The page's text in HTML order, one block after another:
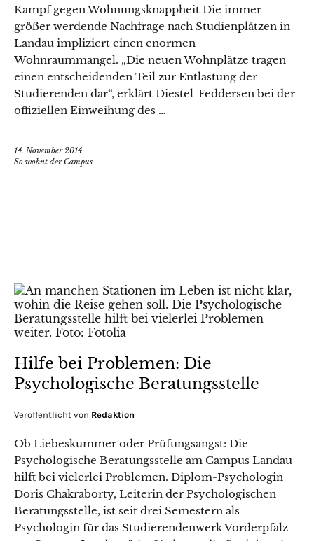
Kampf gegen Wohnungsknappheit Die immer
größer werdende Nachfrage nach Studienplätzen in
Landau impliziert einen enormen
Wohnraummangel. „Die neuen Wohnplätze tragen
einen entscheidenden Teil zur Entlastung der
Studierenden dar“, erklärt Diestel-Feddersen bei der
offiziellen Einweihung des …
14. November 2014
So wohnt der Campus
Hilfe bei Problemen: Die
Psychologische Beratungsstelle
Veröffentlicht von Redaktion
Ob Liebeskummer oder Prüfungsangst: Die
Psychologische Beratungsstelle am Campus Landau
hilft bei vielerlei Problemen. Diplom-Psychologin
Doris Chakraborty, Leiterin der Psychologischen
Beratungsstelle, ist seit drei Semestern als
Psychologin für das Studierendenwerk Vorderpfalz